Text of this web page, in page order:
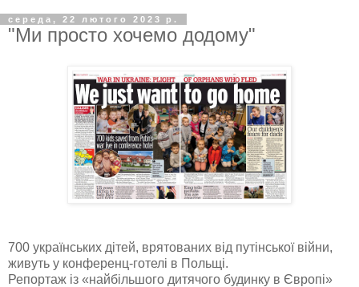
середа, 22 лютого 2023 р.
"Ми просто хочемо додому"
700 українських дітей, врятованих від путінської війни,
живуть у конференц-готелі в Польщі.
Репортаж із «найбільшого дитячого будинку в Європі»